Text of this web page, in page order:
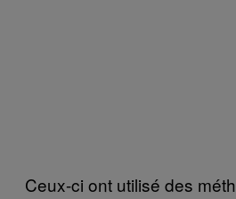
Ceux-ci ont utilisé des